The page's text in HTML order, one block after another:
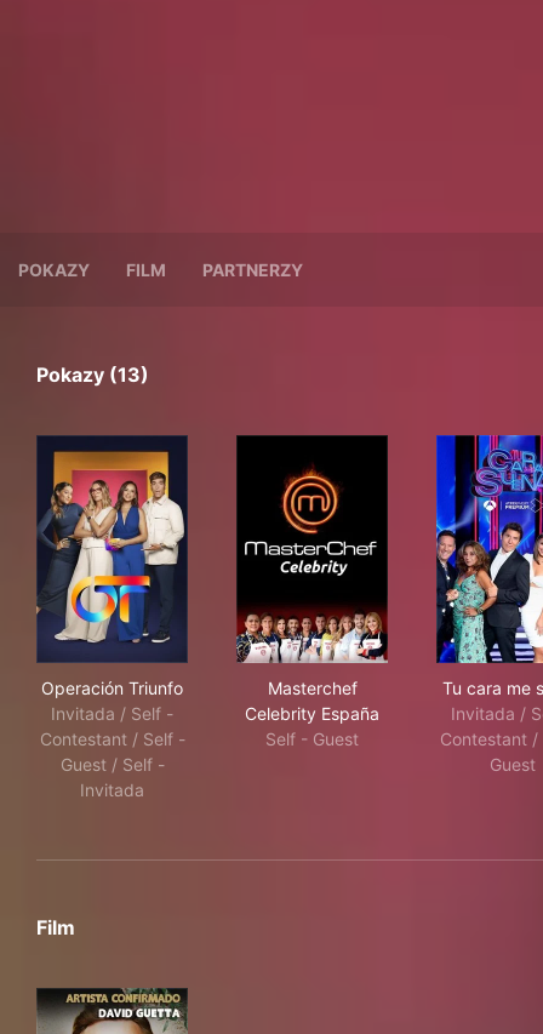
POKAZY FILM PARTNERZY
Pokazy (13)
Operación Triunfo
Invitada / Self -
Contestant / Self -
Guest / Self -
Invitada
Masterchef
Celebrity España
Self - Guest
Tu cara me
Invitada /
Contestant /
Guest
Film